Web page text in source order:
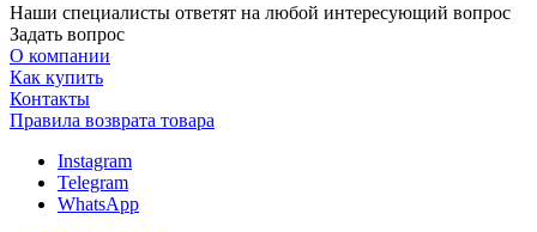
Наши специалисты ответят на любой интересующий вопрос
Задать вопрос
О компании
Как купить
Контакты
Правила возврата товара
Instagram
Telegram
WhatsApp